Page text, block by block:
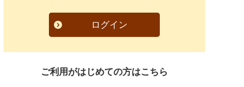
ログイン
ご利用がはじめての方はこちら